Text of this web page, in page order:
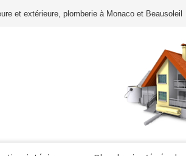
et extérieure, plomberie à Monaco et Beausoleil